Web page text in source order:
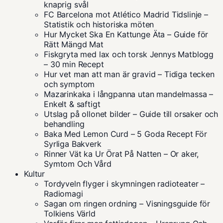
knaprig svål
FC Barcelona mot Atlético Madrid Tidslinje –
Statistik och historiska möten
Hur Mycket Ska En Kattunge Äta – Guide för
Rätt Mängd Mat
Fiskgryta med lax och torsk Jennys Matblogg
– 30 min Recept
Hur vet man att man är gravid – Tidiga tecken
och symptom
Mazarinkaka i långpanna utan mandelmassa –
Enkelt & saftigt
Utslag på ollonet bilder – Guide till orsaker och
behandling
Baka Med Lemon Curd – 5 Goda Recept För
Syrliga Bakverk
Rinner Vät ka Ur Örat På Natten – Or aker,
Symtom Och Vård
Kultur
Tordyveln flyger i skymningen radioteater –
Radiomagi
Sagan om ringen ordning – Visningsguide för
Tolkiens Värld